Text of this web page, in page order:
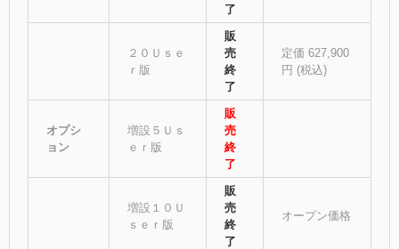
了
２０Ｕｓｅ
ｒ版
販
売
終
了
定価 627,900
円 (税込)
オプシ
ョン
増設５Ｕｓ
ｅｒ版
販
売
終
了
増設１０Ｕ
ｓｅｒ版
販
売
終
了
オープン価格